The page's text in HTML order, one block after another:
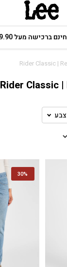
ברכישה מעל 249.90 ₪
Rider Classic |
Rider Classic
צבע
30%